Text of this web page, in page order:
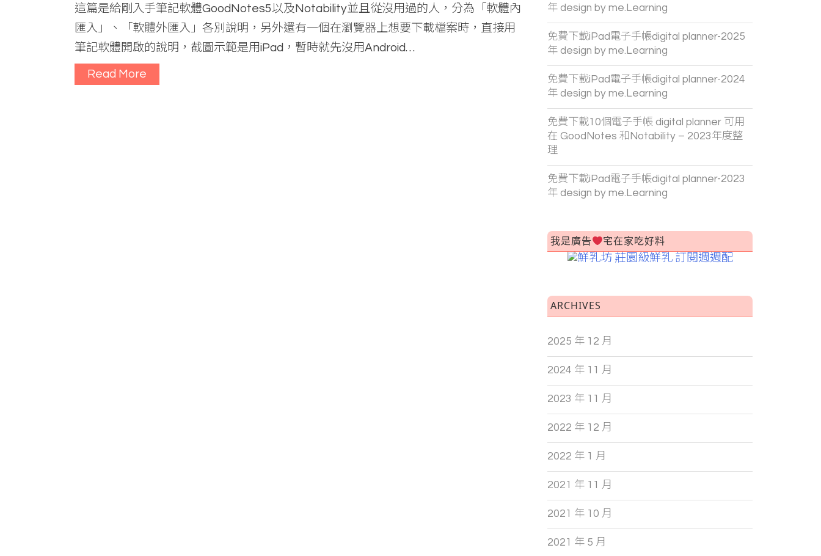
這篇是給剛入手筆記軟體GoodNotes5以及Notability並且從沒用過的人，分為「軟體內
匯入」、「軟體外匯入」各別說明，另外還有一個在瀏覽器上想要下載檔案時，直接用
筆記軟體開啟的說明，截圖示範是用iPad，暫時就先沒用Android…
Read More
年 design by me.Learning
免費下載iPad電子手帳digital planner-2025
年 design by me.Learning
免費下載iPad電子手帳digital planner-2024
年 design by me.Learning
免費下載10個電子手帳 digital planner 可用
在 GoodNotes 和Notability – 2023年度整
理
免費下載iPad電子手帳digital planner-2023
年 design by me.Learning
我是廣告 宅在家吃好料
ARCHIVES
2025 年 12 月
2024 年 11 月
2023 年 11 月
2022 年 12 月
2022 年 1 月
2021 年 11 月
2021 年 10 月
2021 年 5 月